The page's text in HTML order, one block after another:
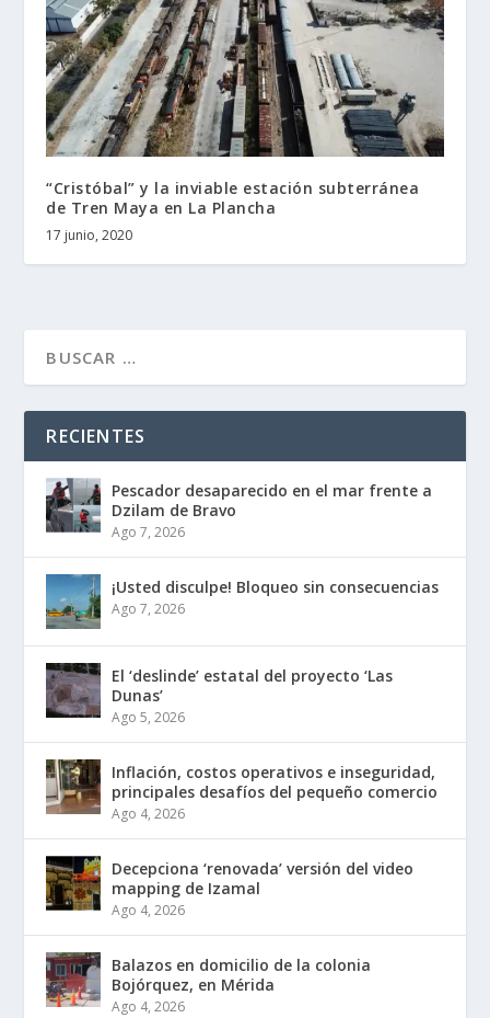
“Cristóbal” y la inviable estación subterránea
de Tren Maya en La Plancha
17 junio, 2020
RECIENTES
Pescador desaparecido en el mar frente a
Dzilam de Bravo
Ago 7, 2026
¡Usted disculpe! Bloqueo sin consecuencias
Ago 7, 2026
El ‘deslinde’ estatal del proyecto ‘Las
Dunas’
Ago 5, 2026
Inflación, costos operativos e inseguridad,
principales desafíos del pequeño comercio
Ago 4, 2026
Decepciona ‘renovada’ versión del video
mapping de Izamal
Ago 4, 2026
Balazos en domicilio de la colonia
Bojórquez, en Mérida
Ago 4, 2026